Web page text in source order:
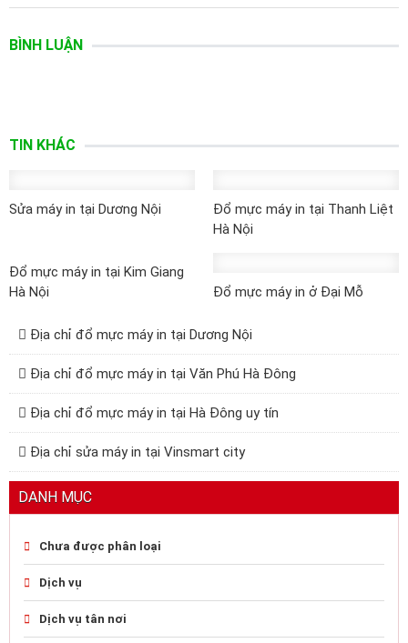
BÌNH LUẬN
TIN KHÁC
Sửa máy in tại Dương Nội
Đổ mực máy in tại Thanh Liệt
Hà Nội
Đổ mực máy in tại Kim Giang
Hà Nội
Đổ mực máy in ở Đại Mỗ
Địa chỉ đổ mực máy in tại Dương Nội
Địa chỉ đổ mực máy in tại Văn Phú Hà Đông
Địa chỉ đổ mực máy in tại Hà Đông uy tín
Địa chỉ sửa máy in tại Vinsmart city
DANH MỤC
Chưa được phân loại
Dịch vụ
Dịch vụ tân nơi